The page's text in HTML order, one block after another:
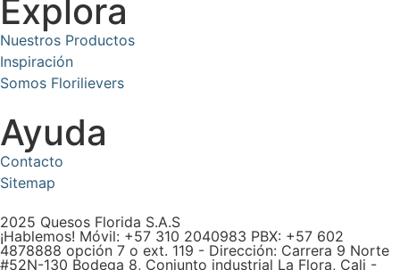
Explora
Nuestros Productos
Inspiración
Somos Florilievers
Ayuda
Contacto
Sitemap
2025 Quesos Florida S.A.S
¡Hablemos! Móvil: +57 310 2040983 PBX: +57 602
4878888 opción 7 o ext. 119 - Dirección: Carrera 9 Norte
#52N-130 Bodega 8, Conjunto industrial La Flora, Cali -